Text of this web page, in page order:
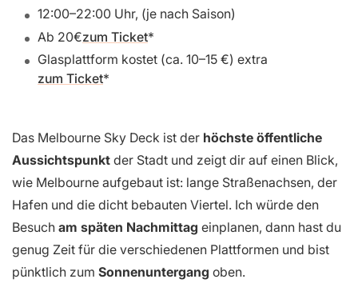
12:00–22:00 Uhr, (je nach Saison)
Ab 20€zum Ticket
Glasplattform kostet (ca. 10–15 €) extra
zum Ticket
Das Melbourne Sky Deck ist der höchste öffentliche
Aussichtspunkt der Stadt und zeigt dir auf einen Blick,
wie Melbourne aufgebaut ist: lange Straßenachsen, der
Hafen und die dicht bebauten Viertel. Ich würde den
Besuch am späten Nachmittag einplanen, dann hast du
genug Zeit für die verschiedenen Plattformen und bist
pünktlich zum Sonnenuntergang oben.